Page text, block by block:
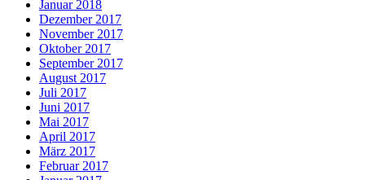
Januar 2018
Dezember 2017
November 2017
Oktober 2017
September 2017
August 2017
Juli 2017
Juni 2017
Mai 2017
April 2017
März 2017
Februar 2017